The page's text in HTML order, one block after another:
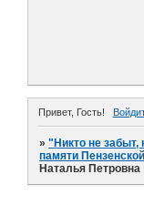
Привет, Гость!
»"Никто не забыт,
памяти
Наталья Петровна